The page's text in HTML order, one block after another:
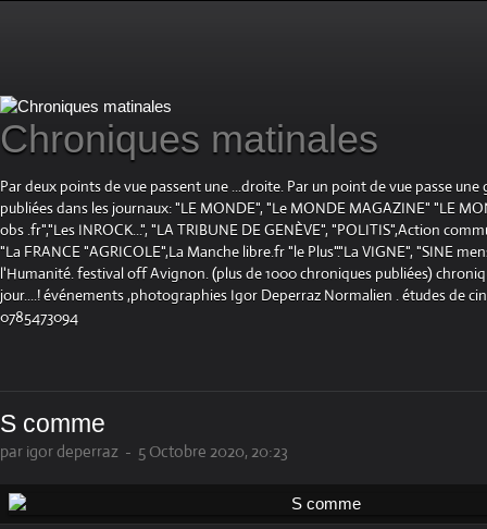
Chroniques matinales
Par deux points de vue passent une ...droite. Par un point de vue passe
publiées dans les journaux: "LE MONDE", "Le MONDE MAGAZINE" "LE
obs .fr","Les INROCK...", "LA TRIBUNE DE GENÈVE", "POLITIS",Action
"La FRANCE "AGRICOLE",La Manche libre.fr "le Plus"."La VIGNE", "SINE
l'Humanité. festival off Avignon. (plus de 1000 chroniques publiées)
jour....! événements ,photographies Igor Deperraz Normalien . études de
0785473094
S comme
par igor deperraz - 5 Octobre 2020, 20:23